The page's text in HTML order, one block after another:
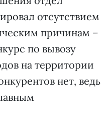
отсутствием
причинам –
по вывозу
на территории
нет, ведь